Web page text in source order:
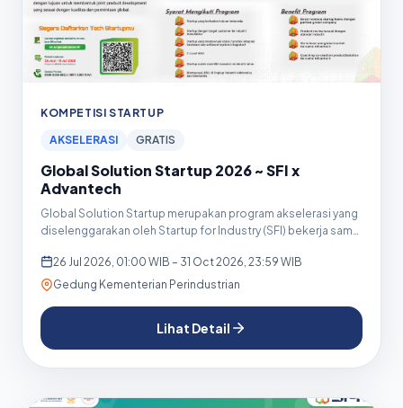
KOMPETISI STARTUP
AKSELERASI
GRATIS
Global Solution Startup 2026 ~ SFI x
Advantech
Global Solution Startup merupakan program akselerasi yang
diselenggarakan oleh Startup for Industry (SFI) bekerja sama
26 Jul 2026, 01:00 WIB – 31 Oct 2026, 23:59 WIB
Gedung Kementerian Perindustrian
Lihat Detail